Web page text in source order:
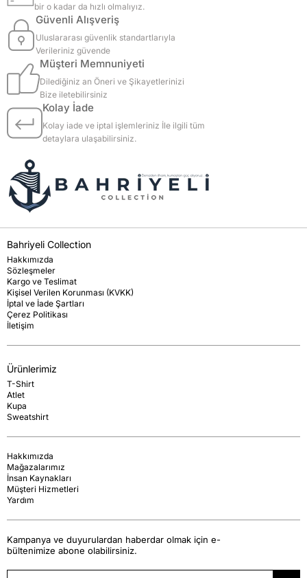
bir o kadar da hızlı olmalıyız.
Güvenli Alışveriş
Uluslararası güvenlik standartlarıyla
Verileriniz güvende
Müşteri Memnuniyeti
Dilediğiniz an Öneri ve Şikayetlerinizi
Bize iletebilirsiniz
Kolay İade
Kolay iade ve iptal işlemleriniz İle ilgili tüm
detaylara ulaşabilirsiniz.
Bahriyeli Collection
Hakkımızda
Sözleşmeler
Kargo ve Teslimat
Kişisel Verilen Korunması (KVKK)
İptal ve İade Şartları
Çerez Politikası
İletişim
Ürünlerimiz
T-Shirt
Atlet
Kupa
Sweatshirt
Hakkımızda
Mağazalarımız
İnsan Kaynakları
Müşteri Hizmetleri
Yardım
Kampanya ve duyurulardan haberdar olmak için e-
bültenimize abone olabilirsiniz.